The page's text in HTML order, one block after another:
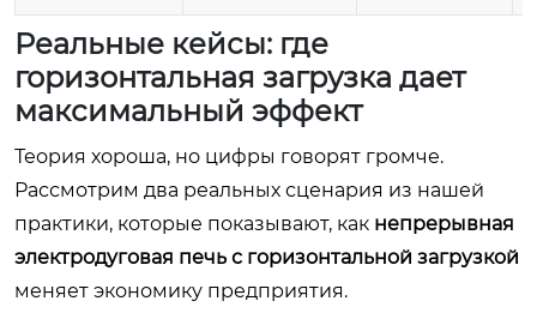
Реальные кейсы: где
горизонтальная загрузка дает
максимальный эффект
Теория хороша, но цифры говорят громче.
Рассмотрим два реальных сценария из нашей
практики, которые показывают, как непрерывная
электродуговая печь с горизонтальной загрузкой
меняет экономику предприятия.